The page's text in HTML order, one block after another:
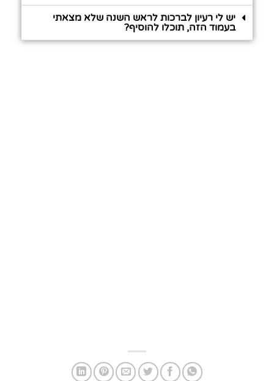
יש לי רעיון לברכות לראש השנה שלא מצאתי
בעמוד הזה, תוכלו להוסיף?